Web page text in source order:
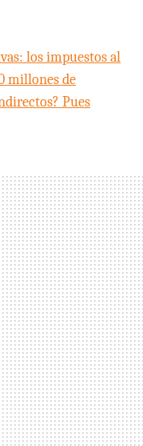
los impuestos al
millones de
Pues